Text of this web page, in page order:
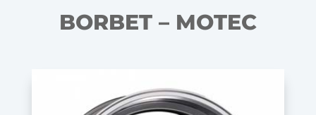
BORBET – MOTEC